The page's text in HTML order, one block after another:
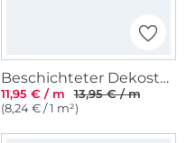
Beschichteter Dekostoff Canvas Stripes, braun
11,95 € / m
13,95 € / m
(8,24 € / 1 m²)